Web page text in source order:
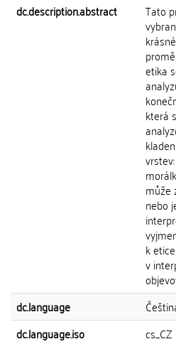
dc.description.abstract
Tato
etika
která
může
nebo
k
v
dc.language
dc.language.iso
cs_CZ